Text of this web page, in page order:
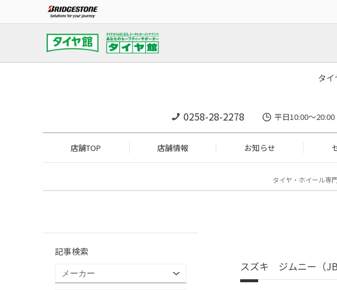
タ
0258-28-2278 平日10:00～
店舗TOP 店舗情報 お知らせ
タイヤ・ホイール専
スズキ ジムニー（
記事検索